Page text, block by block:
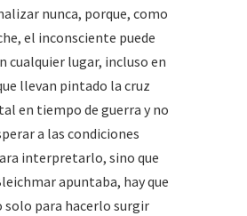
nunca, porque, como
el inconsciente puede
cualquier lugar, incluso en
llevan pintado la cruz
en tiempo de guerra y no
a las condiciones
interpretarlo, sino que
apuntaba, hay que
solo para hacerlo surgir